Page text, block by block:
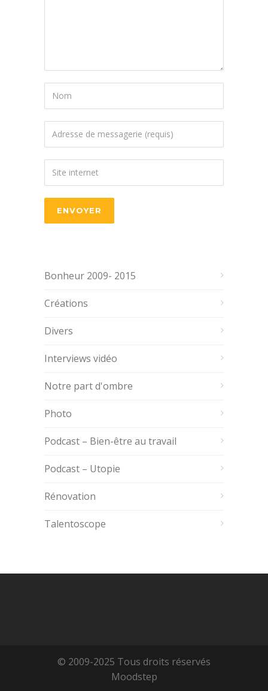
Bonheur 2009- 2015
Créations
Divers
Interviews vidéo
Notre part d'ombre
Photo
Podcast – Bien-être au travail
Podcast – Utopie
Rénovation
Talentoscope
© 2009-2025 Tous droits réservés
Moodstep